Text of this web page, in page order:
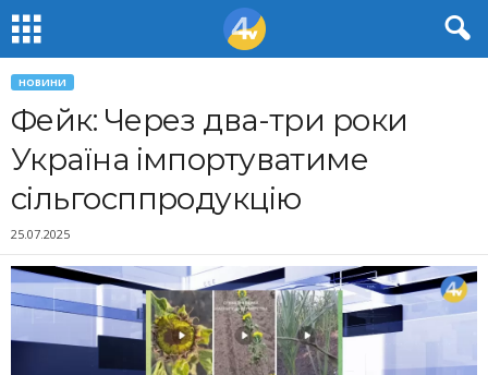
НОВИНИ
Фейк: Через два-три роки
Україна імпортуватиме
сільгосппродукцію
25.07.2025